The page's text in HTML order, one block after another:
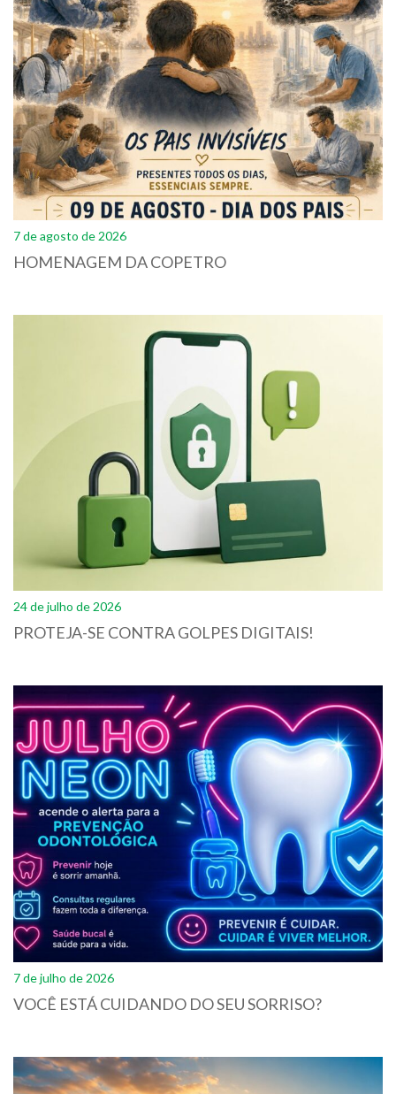
7 de agosto de 2026
HOMENAGEM DA COPETRO
24 de julho de 2026
PROTEJA-SE CONTRA GOLPES DIGITAIS!
7 de julho de 2026
VOCÊ ESTÁ CUIDANDO DO SEU SORRISO?